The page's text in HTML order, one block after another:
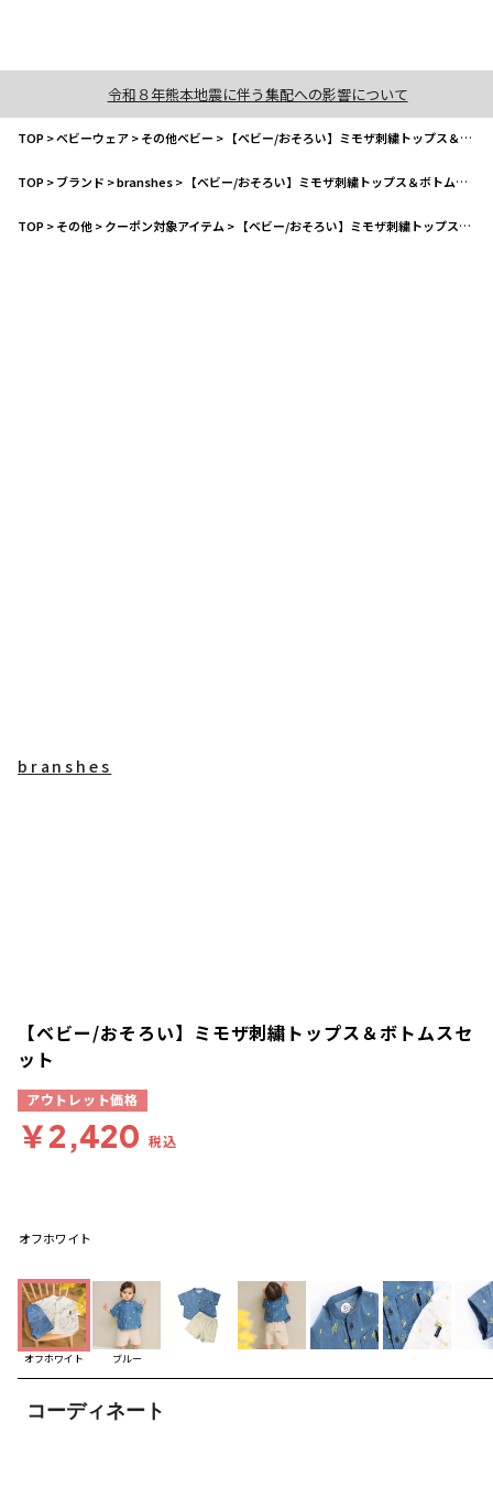
令和８年熊本地震に伴う集配への影響について
TOP>ベビーウェア>その他ベビー > 【ベビー/おそろい】ミモザ刺繍トップス＆ボトムスセット
TOP>ブランド >branshes> 【ベビー/おそろい】ミモザ刺繍トップス＆ボトムスセット
TOP>その他>クーポン対象アイテム > 【ベビー/おそろい】ミモザ刺繍トップス＆ボトムスセット
オフホワイト
オフホワイト ブルー
コーディネート
branshes
【ベビー/おそろい】ミモザ刺繍トップス＆ボトムスセ
ット
アウトレット価格
￥2,420 税込